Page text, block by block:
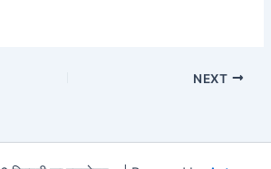
NEXT